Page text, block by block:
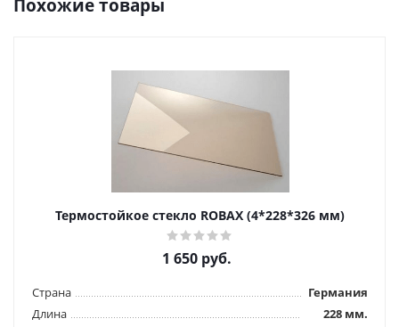
Похожие товары
Термостойкое стекло ROBAX (4*228*326 мм)
1 650 руб.
Страна
Германия
Длина
228 мм.